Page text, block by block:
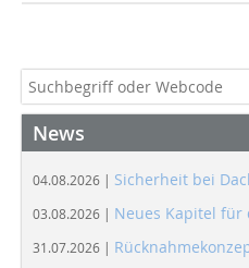
News
04.08.2026 | Sicherheit bei
03.08.2026 | Neues Kapitel für
31.07.2026 |